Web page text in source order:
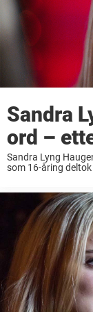
Sandra
ord –
Sandra Lyng
som 16-åring